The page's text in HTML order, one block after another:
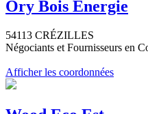
Ory Bois Energie
54113 CRÉZILLES
Négociants et Fournisseurs en
Afficher les coordonnées